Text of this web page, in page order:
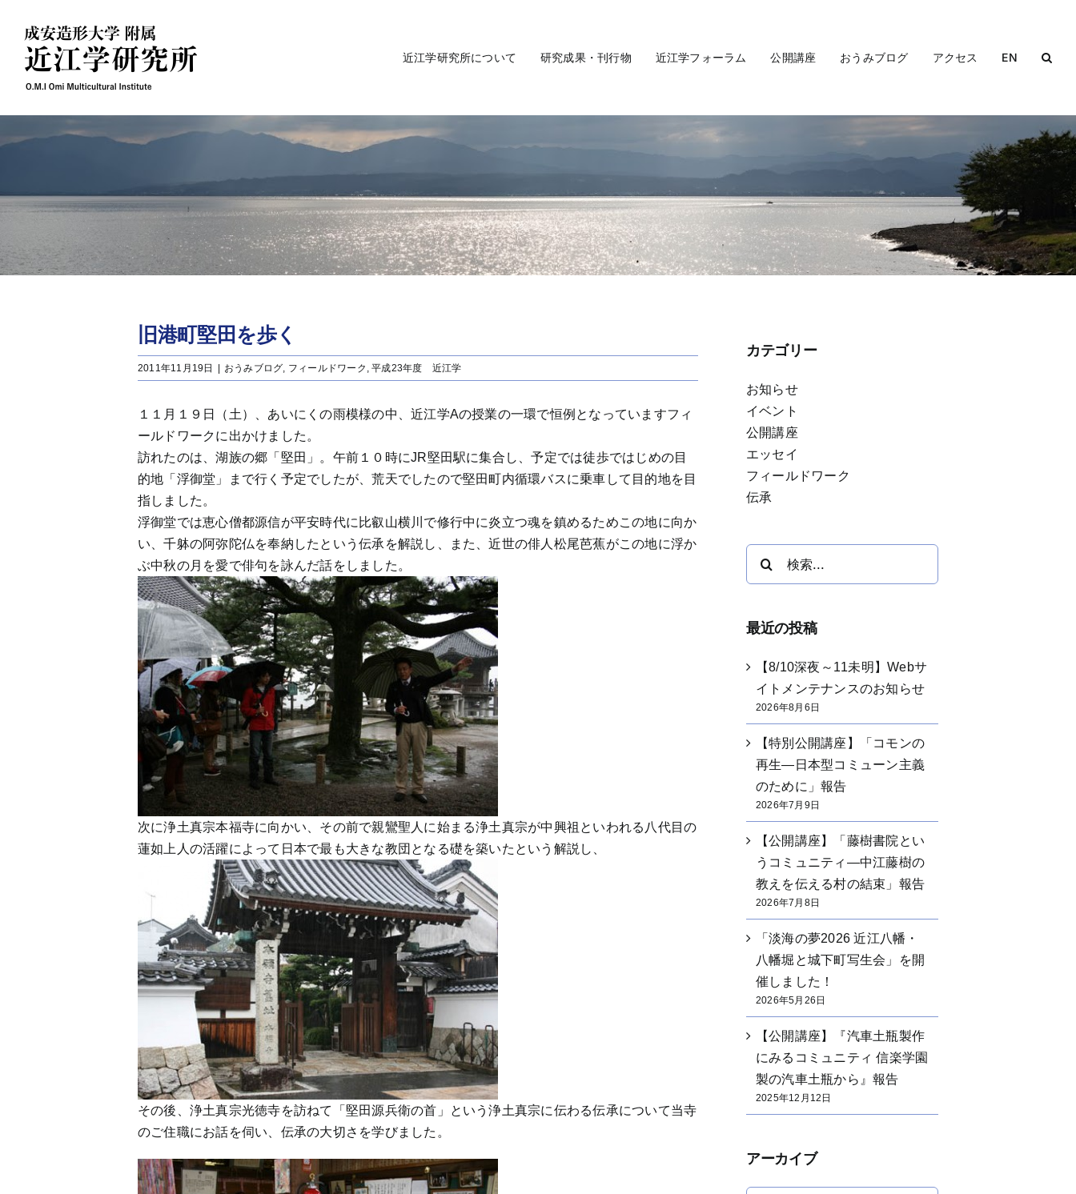
content
近江学研究所について 研究成果・刊行物 近江学フォーラム 公開講座 おうみブログ アクセス EN
旧港町堅田を歩く
2011年11月19日 おうみブログ, フィールドワーク ,平成23年度 近江学
１１月１９日（土）、あいにくの雨模様の中、近江学Aの授業の一環で恒例となっていますフィ
ールドワークに出かけました。
訪れたのは、湖族の郷「堅田」。午前１０時にJR堅田駅に集合し、予定では徒歩ではじめの目
的地「浮御堂」まで行く予定でしたが、荒天でしたので堅田町内循環バスに乗車して目的地を目
指しました。
浮御堂では恵心僧都源信が平安時代に比叡山横川で修行中に炎立つ魂を鎮めるためこの地に向か
い、千躰の阿弥陀仏を奉納したという伝承を解説し、また、近世の俳人松尾芭蕉がこの地に浮か
ぶ中秋の月を愛で俳句を詠んだ話をしました。
次に浄土真宗本福寺に向かい、その前で親鸞聖人に始まる浄土真宗が中興祖といわれる八代目の
蓮如上人の活躍によって日本で最も大きな教団となる礎を築いたという解説し、
その後、浄土真宗光徳寺を訪ねて「堅田源兵衛の首」という浄土真宗に伝わる伝承について当寺
のご住職にお話を伺い、伝承の大切さを学びました。
カテゴリー
お知らせ
イベント
公開講座
エッセイ
フィールドワーク
伝承
最近の投稿
【8/10深夜～11未明】Webサ
イトメンテナンスのお知らせ
2026年8月6日
【特別公開講座】「コモンの
再生―日本型コミューン主義
のために」報告
2026年7月9日
【公開講座】「藤樹書院とい
うコミュニティ―中江藤樹の
教えを伝える村の結束」報告
2026年7月8日
「淡海の夢2026 近江八幡・
八幡堀と城下町写生会」を開
催しました！
2026年5月26日
【公開講座】『汽車土瓶製作
にみるコミュニティ 信楽学園
製の汽車土瓶から』報告
2025年12月12日
アーカイブ